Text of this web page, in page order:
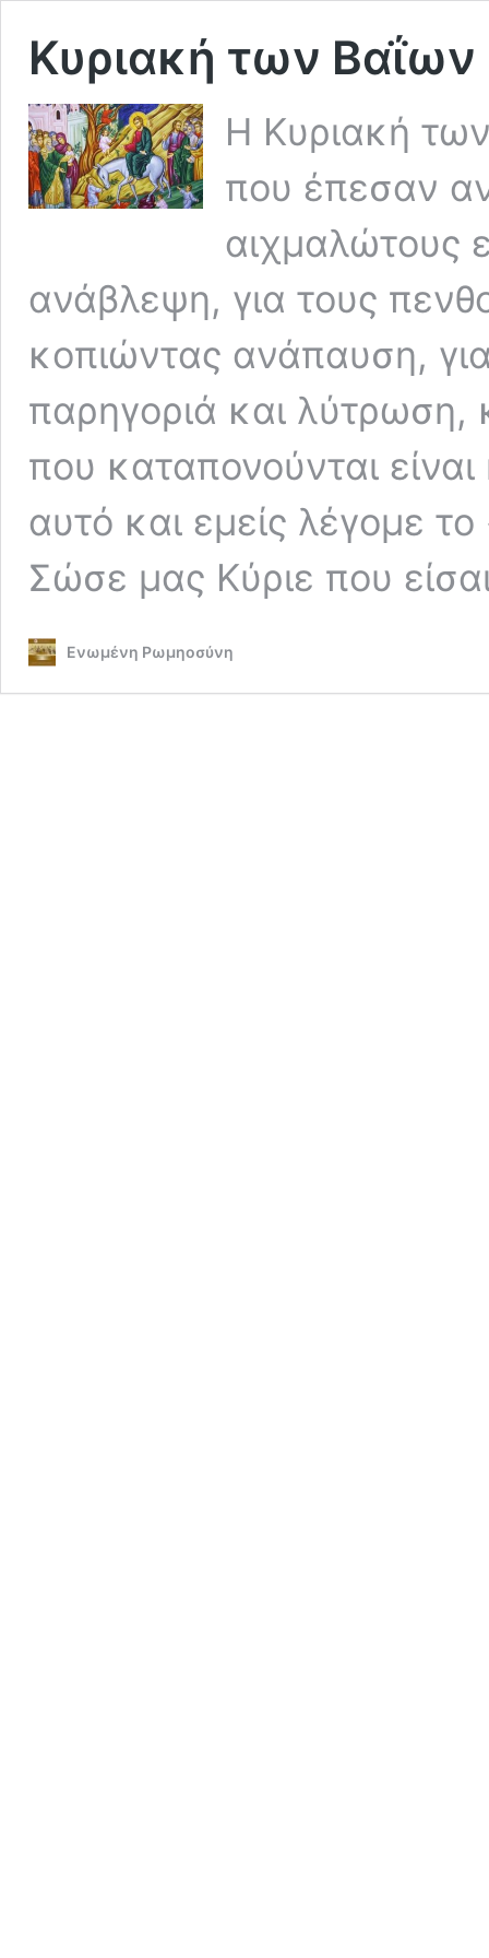
Κυριακή των Βαΐων
Η Κυριακή
που έπεσαν
αιχμαλώτους
ανάβλεψη, για τους
κοπιώντας ανάπαυση,
παρηγοριά και λύτρωση,
που καταπονούνται
αυτό και εμείς λέγομε
Σώσε μας Κύριε που
Ενωμένη Ρωμηοσύνη